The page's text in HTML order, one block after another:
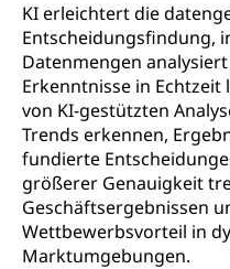
KI erleichtert die
Entscheidungsfindung,
Datenmengen
Erkenntnisse in
von KI-gestützten
Trends erkennen,
fundierte
größerer Genauigkeit
Geschäftsergebnissen
Wettbewerbsvorteil in
Marktumgebungen.